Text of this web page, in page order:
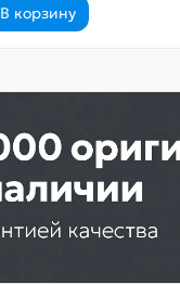
В корзину